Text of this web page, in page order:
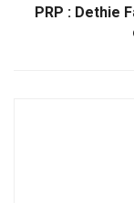
PRP : Dethie